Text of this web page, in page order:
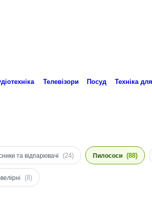
Телевізори Посуд Техніка
та відпарювачі (24) Пилососи (88)
(8)